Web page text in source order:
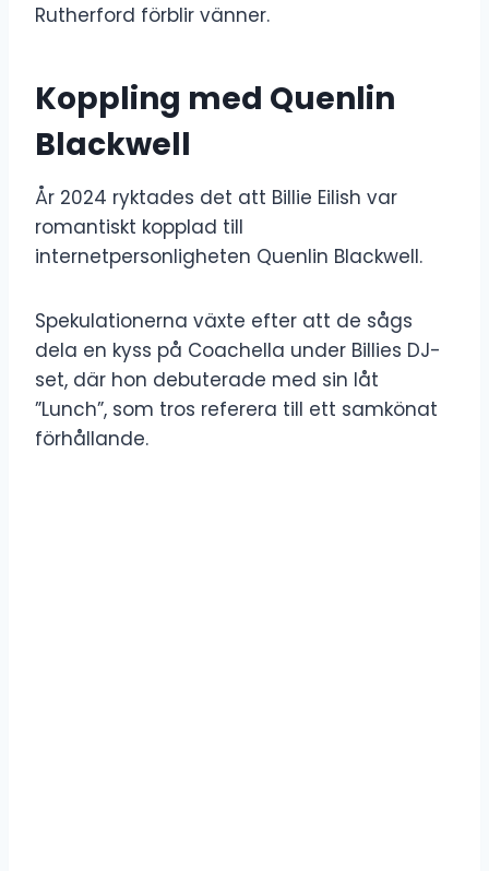
Rutherford förblir vänner.
Koppling med Quenlin
Blackwell
År 2024 ryktades det att Billie Eilish var
romantiskt kopplad till
internetpersonligheten Quenlin Blackwell.
Spekulationerna växte efter att de sågs
dela en kyss på Coachella under Billies DJ-
set, där hon debuterade med sin låt
”Lunch”, som tros referera till ett samkönat
förhållande.